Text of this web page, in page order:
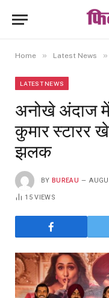
Home » Latest News »
LATEST NEWS
अनोखे अंदाज में
कुमार स्टारर
झलक
BY BUREAU
15VIEWS